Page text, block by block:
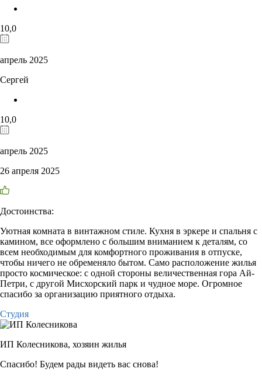
10,0
апрель 2025
Сергей
10,0
апрель 2025
26 апреля 2025
Достоинства:
Уютная комната в винтажном стиле. Кухня в эркере и спальня с
камином, все оформлено с большим вниманием к деталям, со
всем необходимым для комфортного проживания в отпуске,
чтобы ничего не обременяло бытом. Само расположение жилья
просто космическое: с одной стороны величественная гора Ай-
Петри, с другой Мисхорский парк и чудное море. Огромное
спасибо за организацию приятного отдыха.
Студия
ИП Колесникова, хозяин жилья
Спасибо! Будем рады видеть вас снова!